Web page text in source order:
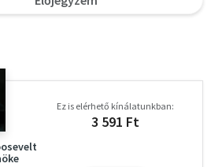
Ez is elérhető kínálatunkban:
3 591 Ft